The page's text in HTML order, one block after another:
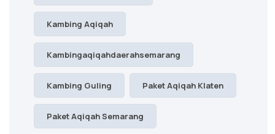
Kambing Aqiqah
Kambingaqiqahdaerahsemarang
Kambing Guling Paket Aqiqah Klaten
Paket Aqiqah Semarang